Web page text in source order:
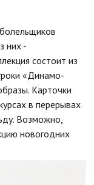
них -
состоит из
«Динамо-
Карточки
в перерывах
Возможно,
новогодних